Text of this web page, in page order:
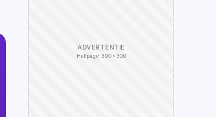
ADVERTENTIE
Halfpage · 300 × 600